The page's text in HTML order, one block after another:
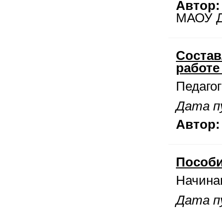
Автор:
МАОУ
Дата
Автор:
Дата